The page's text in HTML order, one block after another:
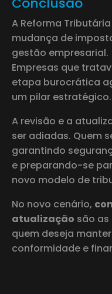
A Reforma
mudança de
gestão empresarial.
Empresas que
etapa burocrática
um pilar estratégico.
A revisão e a
ser adiadas. Quem
garantindo
e preparando-se
novo modelo de
No novo cenário,
atualização são
quem deseja
conformidade e